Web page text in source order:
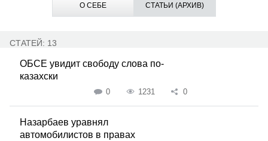
О СЕБЕ СТАТЬИ (АРХИВ)
СТАТЕЙ: 13
ОБСЕ увидит свободу слова по-
казахски
0 1231 0
Назарбаев уравнял
автомобилистов в правах